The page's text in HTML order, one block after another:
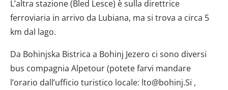
L’altra stazione (Bled Lesce) è sulla direttrice
ferroviaria in arrivo da Lubiana, ma si trova a circa 5
km dal lago.
Da Bohinjska Bistrica a Bohinj Jezero ci sono diversi
bus compagnia Alpetour (potete farvi mandare
l’orario dall’ufficio turistico locale: lto@bohinj.Si ,